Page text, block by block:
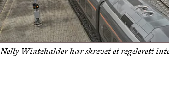
Nelly Wintehalder har skrevet et regelerett